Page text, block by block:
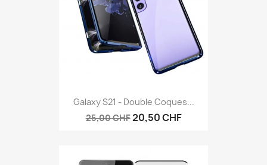
Galaxy S21 - Double Coques...
25,00 CHF20,50 CHF